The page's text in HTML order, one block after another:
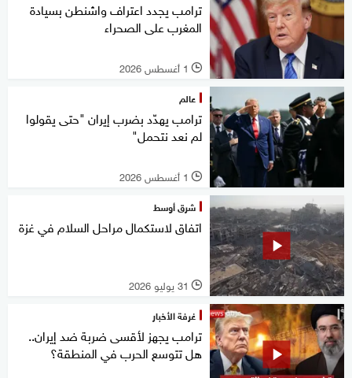
ترامب يجدد اعتراف واشنطن بسيادة
المغرب على الصحراء
l 1 أغسطس 2026
عالم
ترامب يهدّد بضرب إيران "حتى يقولوا
لم نعد نتحمل"
l 1 أغسطس 2026
شرق أوسط
اتفاق لاستكمال مراحل السلام في غزة
l 31 يوليو 2026
غرفة الأخبار
ترامب يجهز لأقسى ضربة ضد إيران..
هل تتوسع الحرب في المنطقة؟